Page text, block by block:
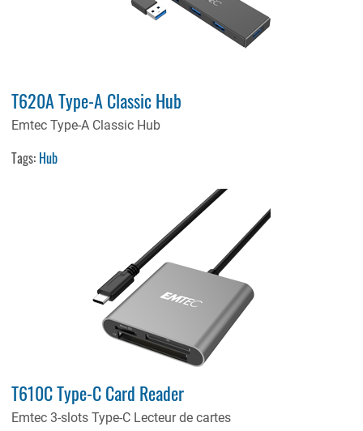
T620A Type-A Classic Hub
Emtec Type-A Classic Hub
Tags: Hub
T610C Type-C Card Reader
Emtec 3-slots Type-C Lecteur de cartes